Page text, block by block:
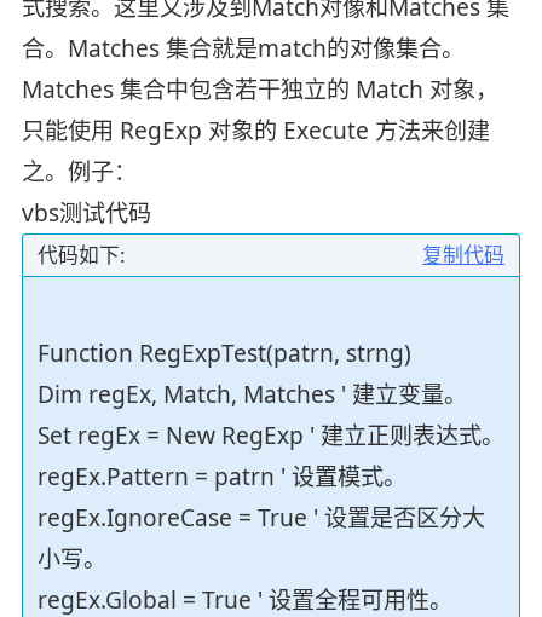
式搜索。这里又涉及到Match对像和Matches 集
合。Matches 集合就是match的对像集合。
Matches 集合中包含若干独立的 Match 对象，
只能使用 RegExp 对象的 Execute 方法来创建
之。例子：
vbs测试代码
复制代码
代码如下:
Function RegExpTest(patrn, strng)
Dim regEx, Match, Matches ' 建立变量。
Set regEx = New RegExp ' 建立正则表达式。
regEx.Pattern = patrn ' 设置模式。
regEx.IgnoreCase = True ' 设置是否区分大
小写。
regEx.Global = True ' 设置全程可用性。